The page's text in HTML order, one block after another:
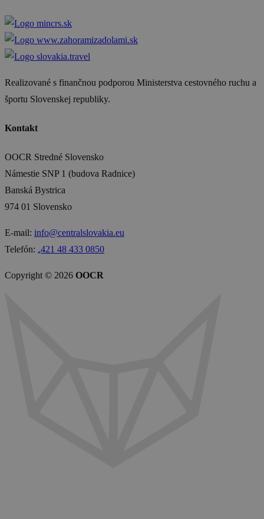
Realizované s finančnou podporou Ministerstva cestovného ruchu a
športu Slovenskej republiky.
Kontakt
OOCR Stredné Slovensko
Námestie SNP 1 (budova Radnice)
Banská Bystrica
974 01 Slovensko
E-mail: info@centralslovakia.eu
Telefón: ₊421 48 433 0850
Copyright © 2026 OOCR